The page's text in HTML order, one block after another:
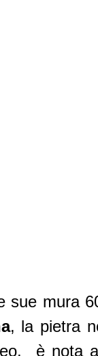
sue mura
, la pietra
è nota